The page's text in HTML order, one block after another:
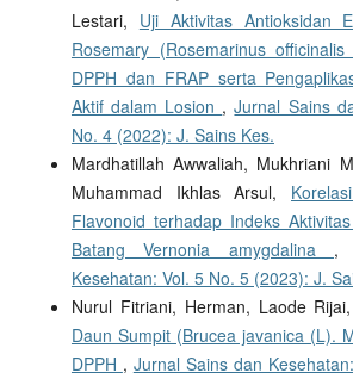
Lestari, Uji Aktivitas Antioksidan
Rosemary (Rosemarinus
DPPH dan FRAP serta
Aktif dalam Losion ,Jurnal Sains
No. 4 (2022): J. Sains Kes.
Mardhatillah Awwaliah, Mukhriani
Muhammad Ikhlas Arsul,
Flavonoid terhadap Indeks
Batang Vernonia amygdalina
Kesehatan: Vol. 5 No. 5 (2023): J.
Nurul Fitriani, Herman, Laode
Daun Sumpit (Brucea javanica (L).
DPPH , Jurnal Sains dan